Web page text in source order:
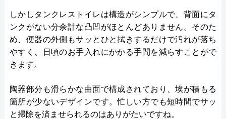
しかしタンクレストイレは構造がシンプルで、背面にタ
ンクがない分余計な凸凹がほとんどありません。そのた
め、便器の外側もサッとひと拭きするだけで汚れが落ち
やすく、日頃のお手入れにかかる手間を減らすことがで
きます。
陶器部分も滑らかな曲面で構成されており、埃が積もる
箇所が少ないデザインです。忙しい方でも短時間でサッ
と掃除を済ませられるのはありがたいですね。